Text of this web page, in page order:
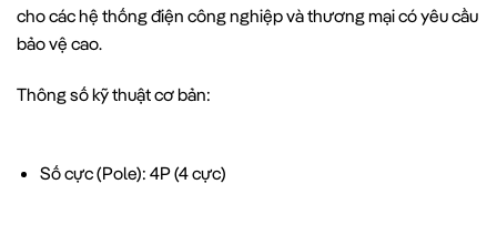
cho các hệ thống điện công nghiệp và thương mại có yêu cầu
bảo vệ cao.
Thông số kỹ thuật cơ bản:
Số cực (Pole): 4P (4 cực)